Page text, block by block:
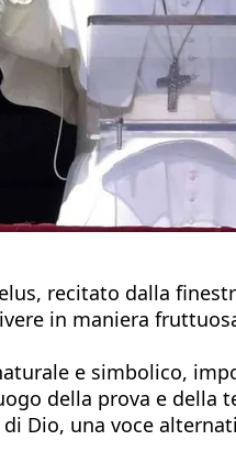
recitato dalla
in maniera
e simbolico,
della prova e
Dio, una voce